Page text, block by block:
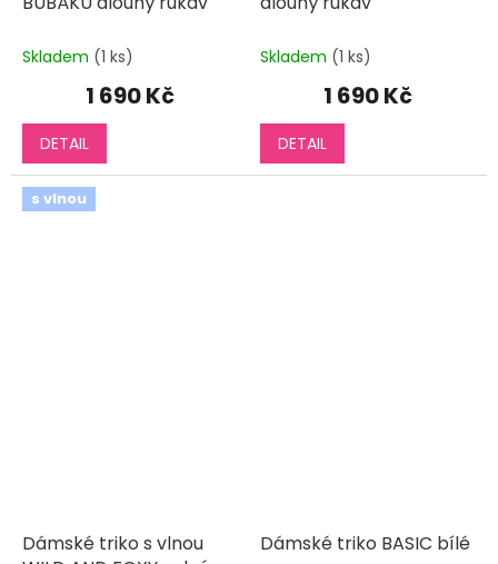
Skladem (1 ks)
1 690 Kč
DETAIL
Skladem (1 ks)
1 690 Kč
DETAIL
s vlnou
Dámské triko s vlnou
Dámské triko BASIC bílé